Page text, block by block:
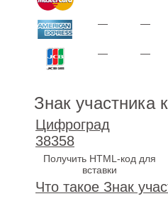
— —
— —
Знак участника
Цифроград
38358
Получить HTML-код для
вставки
Что такое Знак